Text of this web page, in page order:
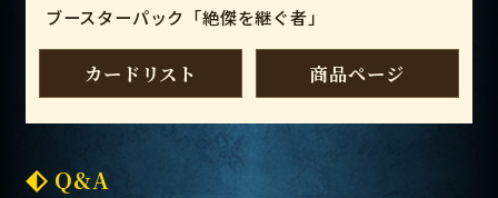
ブースターパック「絶傑を継ぐ者」
カードリスト 商品ページ
Q&A